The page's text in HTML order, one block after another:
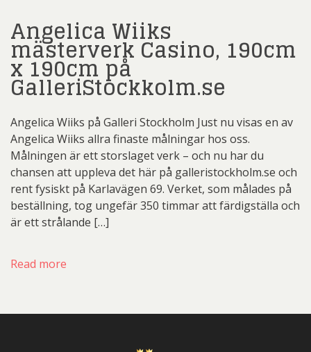
Angelica Wiiks
mästerverk Casino, 190cm
x 190cm på
GalleriStockkolm.se
Angelica Wiiks på Galleri Stockholm Just nu visas en av
Angelica Wiiks allra finaste målningar hos oss.
Målningen är ett storslaget verk – och nu har du
chansen att uppleva det här på galleristockholm.se och
rent fysiskt på Karlavägen 69. Verket, som målades på
beställning, tog ungefär 350 timmar att färdigställa och
är ett strålande […]
Read more